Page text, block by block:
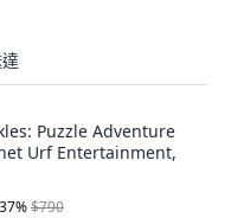
Puzzle Adventure
Urf Entertainment,
37%$790